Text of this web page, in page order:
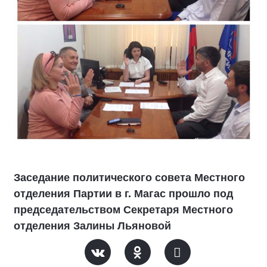
Заседание политического совета Местного
отделения Партии в г. Магас прошло под
председательством Секретаря Местного
отделения Залины Льяновой